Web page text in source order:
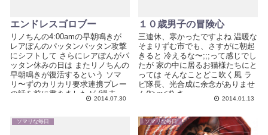
エンドレスゴロブー
リノちんの4:00amの早朝鳴きが
レアぽんのパッタンパッタン攻撃
にシフトして さらにレアぽんがパ
ッタン休みの日は またリノちんの
早朝鳴きが復活するという ソマ
リ〜ずのカリカリ要求連携プレー
の話を前に書きましたが (過去
2014.07.30
１０歳男子の冒険心
三連休、寒かったですよね 温暖な
そまりずむ市でも、さすがに朝起
きると 冷えるな〜;;;って感じでし
たが 家の中に居るお猫様たちにと
っては そんなことどこ吹く風 ラ
ピ隊長、光合成に余念がありませ
ん(*≧ｍ≦*) さ...
2014.01.13
ソマリな毎日 ソマリな毎日